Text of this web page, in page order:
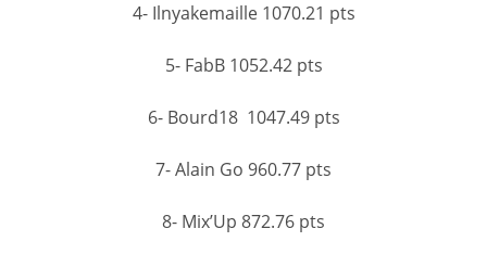
4- Ilnyakemaille 1070.21 pts
5- FabB 1052.42 pts
6- Bourd18 1047.49 pts
7- Alain Go 960.77 pts
8- Mix’Up 872.76 pts